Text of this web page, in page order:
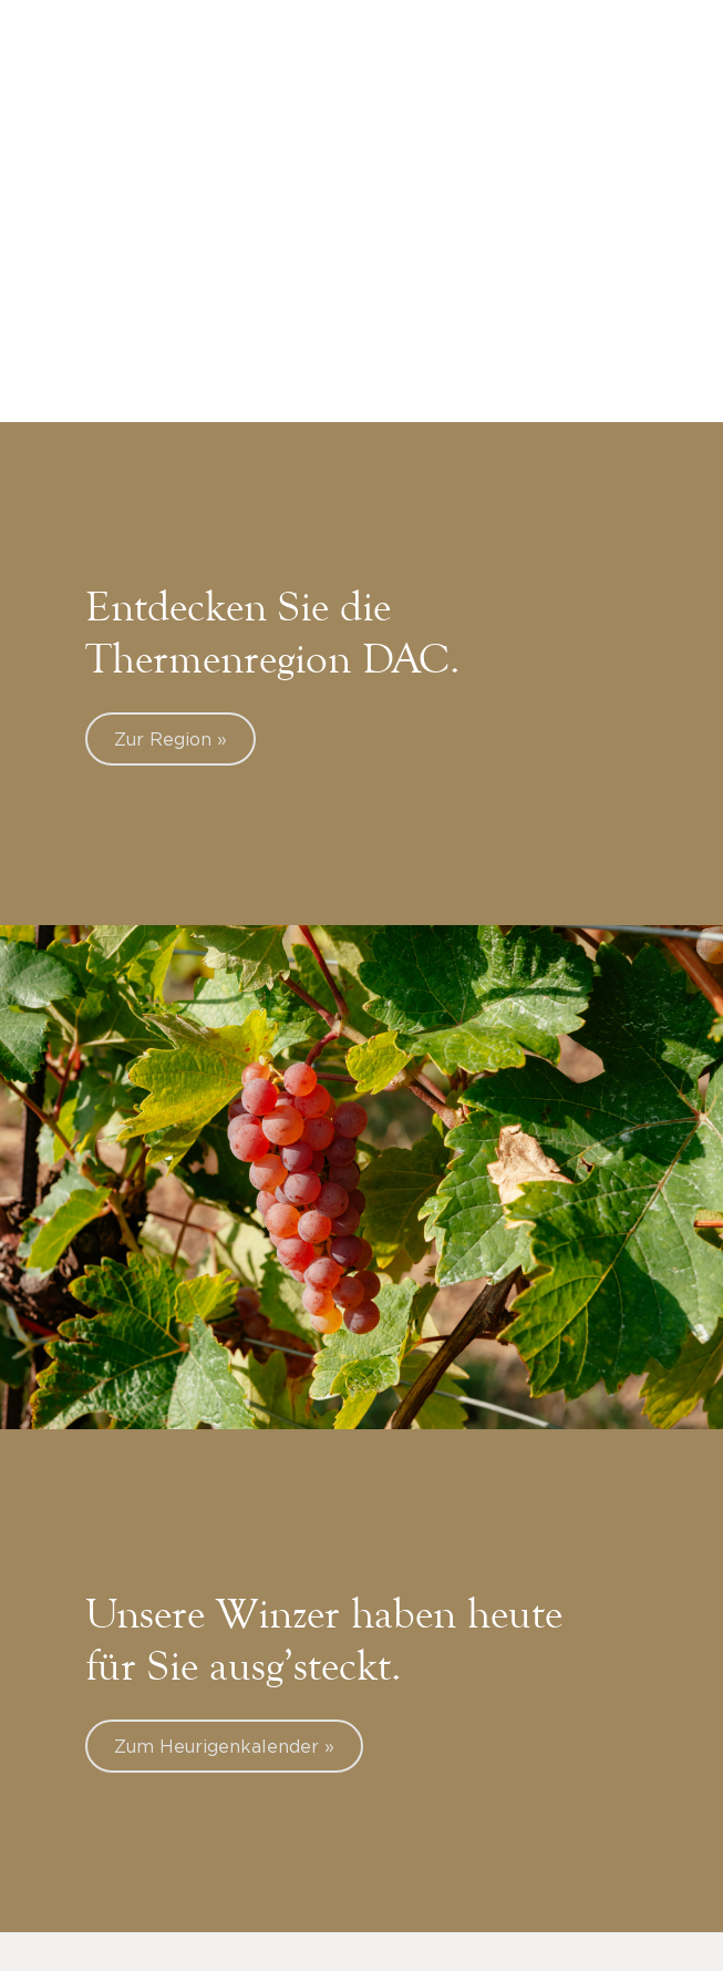
Entdecken Sie die
Thermenregion DAC.
Zur Region »
Unsere Winzer haben heute
für Sie ausg’steckt.
Zum Heurigenkalender »